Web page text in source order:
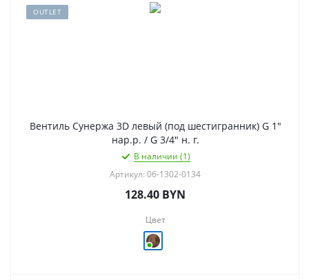
OUTLET
Вентиль Сунержа 3D левый (под шестигранник) G 1"
нар.р. / G 3/4" н. г.
В наличии (1)
Артикул: 06-1302-0134
128.40 BYN
Цвет